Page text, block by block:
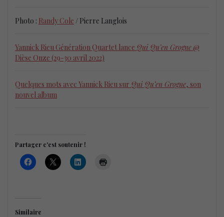
Photo : Randy Cole / Pierre Langlois
Yannick Rieu Génération Quartet lance Qui Qu’en Grogne @
Dièse Onze (29-30 avril 2022)
Quelques mots avec Yannick Rieu sur Qui Qu’en Grogne, son
nouvel album
Partager c'est soutenir !
Similaire